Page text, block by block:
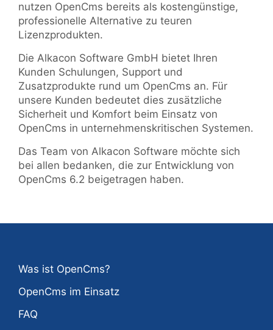
nutzen OpenCms bereits als kostengünstige,
professionelle Alternative zu teuren
Lizenzprodukten.
Die Alkacon Software GmbH bietet Ihren
Kunden Schulungen, Support und
Zusatzprodukte rund um OpenCms an. Für
unsere Kunden bedeutet dies zusätzliche
Sicherheit und Komfort beim Einsatz von
OpenCms in unternehmenskritischen Systemen.
Das Team von Alkacon Software möchte sich
bei allen bedanken, die zur Entwicklung von
OpenCms 6.2 beigetragen haben.
Was ist OpenCms?
OpenCms im Einsatz
FAQ